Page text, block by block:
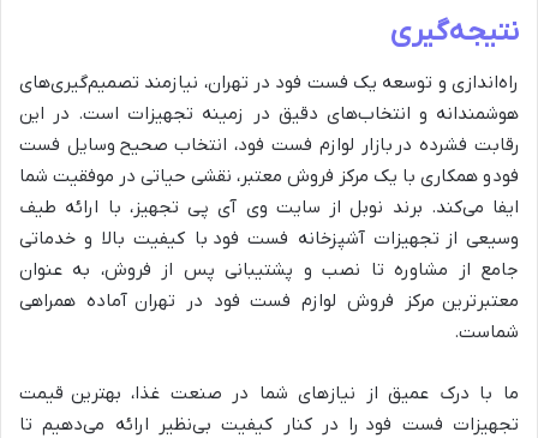
نتیجه‌گیری
راه‌اندازی و توسعه یک فست فود در تهران، نیازمند تصمیم‌گیری‌های
هوشمندانه و انتخاب‌های دقیق در زمینه تجهیزات است. در این
رقابت فشرده در بازار لوازم فست فود، انتخاب صحیح وسایل فست
فود و همکاری با یک مرکز فروش معتبر، نقشی حیاتی در موفقیت شما
ایفا می‌کند. برند نوبل از سایت وی آی پی تجهیز، با ارائه طیف
وسیعی از تجهیزات آشپزخانه فست فود با کیفیت بالا و خدماتی
جامع از مشاوره تا نصب و پشتیبانی پس از فروش، به عنوان
معتبرترین مرکز فروش لوازم فست فود در تهران آماده همراهی
شماست.
ما با درک عمیق از نیازهای شما در صنعت غذا، بهترین قیمت
تجهیزات فست فود را در کنار کیفیت بی‌نظیر ارائه می‌دهیم تا